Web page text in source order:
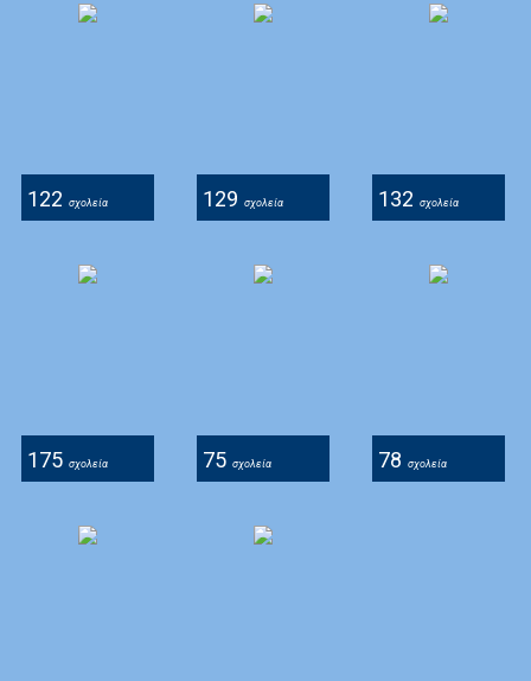
122 σχολεία 129 σχολεία 132 σχολεία
175 σχολεία 75 σχολεία 78 σχολεία